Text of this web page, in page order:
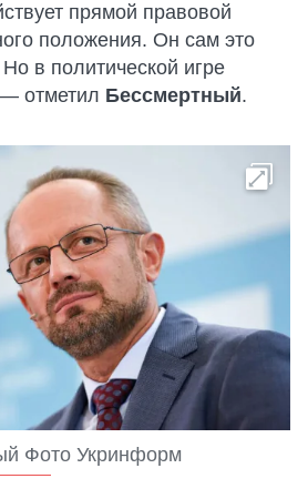
прямой правовой
положения. Он сам это
в политической игре
отметил Бессмертный.
Фото Укринформ